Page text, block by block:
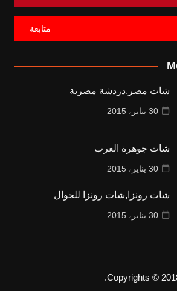
متابعة
شات مصر,دردشة مصرية
30 يناير، 2015
شات جوهرة العرب
30 يناير، 2015
شات رونزا,شات رونزا للجوال
30 يناير، 2015
Copyrights ©